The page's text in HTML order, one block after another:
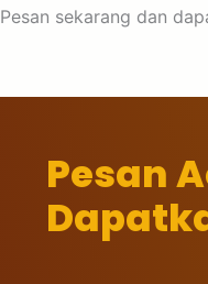
Pesan sekarang dan
Pesan